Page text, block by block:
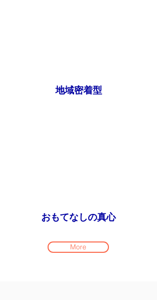
More
おもてなしの真心
地域密着型